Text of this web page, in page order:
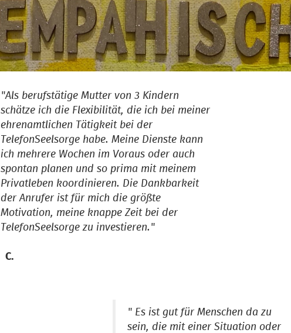
"Als berufstätige Mutter von 3 Kindern
schätze ich die Flexibilität, die ich bei meiner
ehrenamtlichen Tätigkeit bei der
TelefonSeelsorge habe. Meine Dienste kann
ich mehrere Wochen im Voraus oder auch
spontan planen und so prima mit meinem
Privatleben koordinieren. Die Dankbarkeit
der Anrufer ist für mich die größte
Motivation, meine knappe Zeit bei der
TelefonSeelsorge zu investieren."
C.
" Es ist gut für Menschen da zu
sein, die mit einer Situation oder